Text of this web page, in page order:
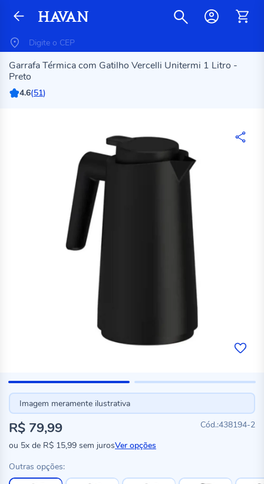
Garrafa Térmica com Gatilho Vercelli Unitermi 1 Litro -
Preto
4.6(51)
Imagem meramente ilustrativa
438194-2
R$ 79,99
ou 5x de R$ 15,99 sem jurosVer opções
Outras opções: